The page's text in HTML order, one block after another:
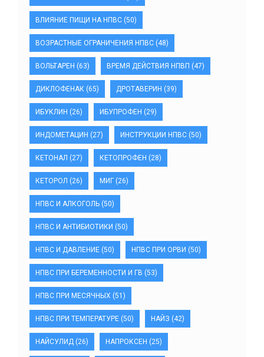
ВЛИЯНИЕ ПИЩИ НА НПВС (50)
ВОЗРАСТНЫЕ ОГРАНИЧЕНИЯ НПВС (48)
ВОЛЬТАРЕН (63) ВРЕМЯ ДЕЙСТВИЯ НПВП (47)
ДИКЛОФЕНАК (65) ДРОТАВЕРИН (39)
ИБУКЛИН (26) ИБУПРОФЕН (29)
ИНДОМЕТАЦИН (27) ИНСТРУКЦИИ НПВС (50)
КЕТОНАЛ (27) КЕТОПРОФЕН (28)
КЕТОРОЛ (26) МИГ (26)
НПВС И АЛКОГОЛЬ (50)
НПВС И АНТИБИОТИКИ (50)
НПВС И ДАВЛЕНИЕ (50) НПВС ПРИ ОРВИ (50)
НПВС ПРИ БЕРЕМЕННОСТИ И ГВ (53)
НПВС ПРИ МЕСЯЧНЫХ (51)
НПВС ПРИ ТЕМПЕРАТУРЕ (50) НАЙЗ (42)
НАЙСУЛИД (26) НАПРОКСЕН (25)